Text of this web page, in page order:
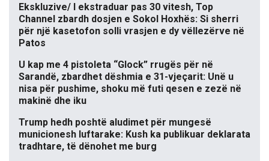
Ekskluzive/ I ekstraduar pas 30 vitesh, Top
Channel zbardh dosjen e Sokol Hoxhës: Si sherri
për një kasetofon solli vrasjen e dy vëllezërve në
Patos
U kap me 4 pistoleta “Glock” rrugës për në
Sarandë, zbardhet dëshmia e 31-vjeçarit: Unë u
nisa për pushime, shoku më futi qesen e zezë në
makinë dhe iku
Trump hedh poshtë aludimet për mungesë
municionesh luftarake: Kush ka publikuar deklarata
tradhtare, të dënohet me burg